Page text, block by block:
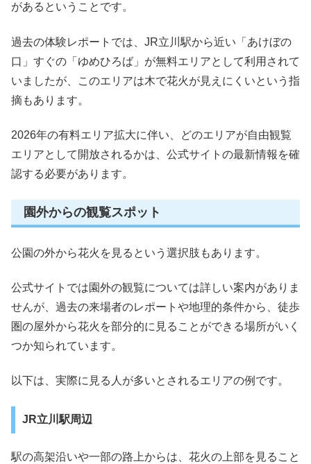
があるということです。
過去の体験レポートでは、JR立川駅から近い「あけぼの
口」すぐの「ゆめひろば」が無料エリアとして利用されて
いましたが、このエリアは木で花火が見えにくいという指
摘もあります。
2026年の有料エリア拡大に伴い、どのエリアが自由観覧
エリアとして開放されるかは、公式サイトの最新情報を確
認する必要があります。
園外からの観覧スポット
公園の外から花火を見るという選択肢もあります。
公式サイトでは園外の観覧については詳しい案内がありま
せんが、過去の来場者のレポートや地理的条件から、徒歩
圏の屋外から花火を部分的に見ることができる場所がいく
つか知られています。
以下は、実際に見る人が多いとされるエリアの例です。
JR立川駅周辺
駅の高架沿いや一部の路上からは、花火の上部を見ること